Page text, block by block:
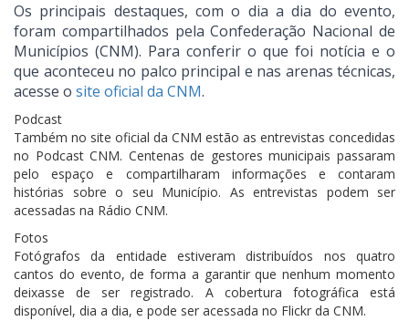
Os principais destaques, com o dia a dia do evento,
foram compartilhados pela Confederação Nacional de
Municípios (CNM). Para conferir o que foi notícia e o
que aconteceu no palco principal e nas arenas técnicas,
acesse o site oficial da CNM.
Podcast
Também no site oficial da CNM estão as entrevistas concedidas
no Podcast CNM. Centenas de gestores municipais passaram
pelo espaço e compartilharam informações e contaram
histórias sobre o seu Município. As entrevistas podem ser
acessadas na Rádio CNM.
Fotos
Fotógrafos da entidade estiveram distribuídos nos quatro
cantos do evento, de forma a garantir que nenhum momento
deixasse de ser registrado. A cobertura fotográfica está
disponível, dia a dia, e pode ser acessada no Flickr da CNM.